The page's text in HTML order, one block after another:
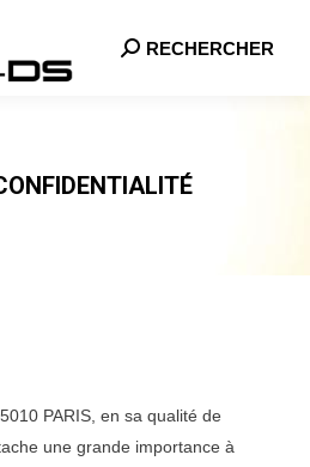
Search:RECHERCHER
PARIS, en sa qualité de
une grande importance à